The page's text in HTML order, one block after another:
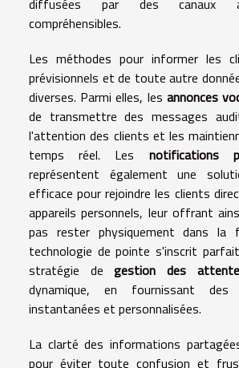
diffusées par des canaux
compréhensibles.
Les méthodes pour informer les
prévisionnels et de toute autre
diverses. Parmi elles, les annonces
de transmettre des messages
l'attention des clients et les
temps réel. Les notifications
représentent également une
efficace pour rejoindre les clients
appareils personnels, leur offrant
pas rester physiquement dans la
technologie de pointe s'inscrit
stratégie degestion des
dynamique, en fournissant
instantanées et personnalisées.
La clarté des informations
pour éviter toute confusion et